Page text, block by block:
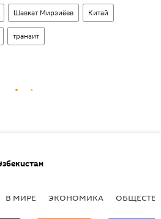
Шавкат Мирзиёев Китай
транзит
В МИРЕ ЭКОНОМИКА